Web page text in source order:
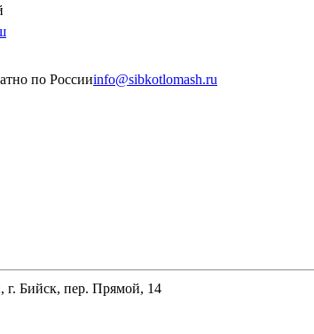
по Россииinfo@sibkotlomash.ru
г. Бийск, пер. Прямой, 14